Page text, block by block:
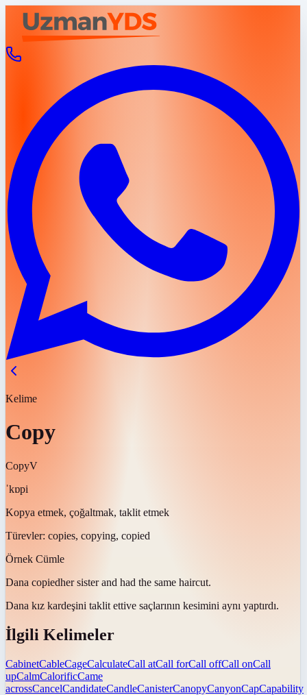
Kelime
Copy
CopyV
ˈkɒpi
Kopya etmek, çoğaltmak, taklit etmek
Türevler: copies, copying, copied
Örnek Cümle
Dana copiedher sister and had the same haircut.
Dana kız kardeşini taklit ettive saçlarının kesimini aynı yaptırdı.
İlgili Kelimeler
CabinetCableCageCalculateCall atCall forCall offCall onCall
upCalmCalorificCame
acrossCancelCandidateCandleCanisterCanopyCanyonCapCapability